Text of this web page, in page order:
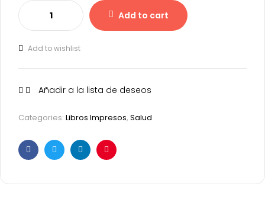
Add to cart
Add to wishlist
Añadir a la lista de deseos
Categories: Libros Impresos, Salud
FacebookTwitterLinkedinPinterest